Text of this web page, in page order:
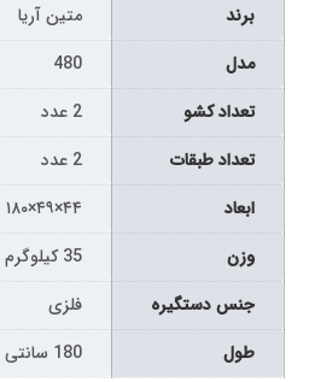
برند
متین آریا
مدل
480
تعداد کشو
2 عدد
تعداد طبقات
2 عدد
ابعاد
۴۴×۴۹×۱۸۰
وزن
35 کیلوگرم
جنس دستگیره
فلزی
طول
180 سانتی متر